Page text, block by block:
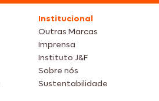
Institucional
Outras Marcas
Imprensa
Instituto J&F
Sobre nós
Sustentabilidade